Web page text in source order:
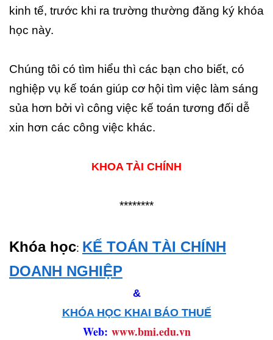
kinh tế, trước khi ra trường thường đăng ký khóa
học này.
Chúng tôi có tìm hiểu thì các bạn cho biết, có
nghiệp vụ kế toán giúp cơ hội tìm việc làm sáng
sủa hơn bởi vì công việc kế toán tương đối dễ
xin hơn các công việc khác.
KHOA TÀI CHÍNH
********
Khóa học: KẾ TOÁN TÀI CHÍNH
DOANH NGHIỆP
&
KHÓA HỌC KHAI BÁO THUẾ
Web: www.bmi.edu.vn